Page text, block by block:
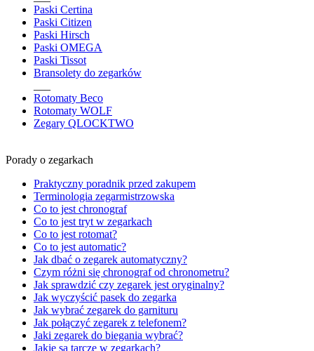
Paski Certina
Paski Citizen
Paski Hirsch
Paski OMEGA
Paski Tissot
Bransolety do zegarków
Rotomaty Beco
Rotomaty WOLF
Zegary QLOCKTWO
Porady o zegarkach
Praktyczny poradnik przed zakupem
Terminologia zegarmistrzowska
Co to jest chronograf
Co to jest tryt w zegarkach
Co to jest rotomat?
Co to jest automatic?
Jak dbać o zegarek automatyczny?
Czym różni się chronograf od chronometru?
Jak sprawdzić czy zegarek jest oryginalny?
Jak wyczyścić pasek do zegarka
Jak wybrać zegarek do garnituru
Jak połączyć zegarek z telefonem?
Jaki zegarek do biegania wybrać?
Jakie są tarcze w zegarkach?